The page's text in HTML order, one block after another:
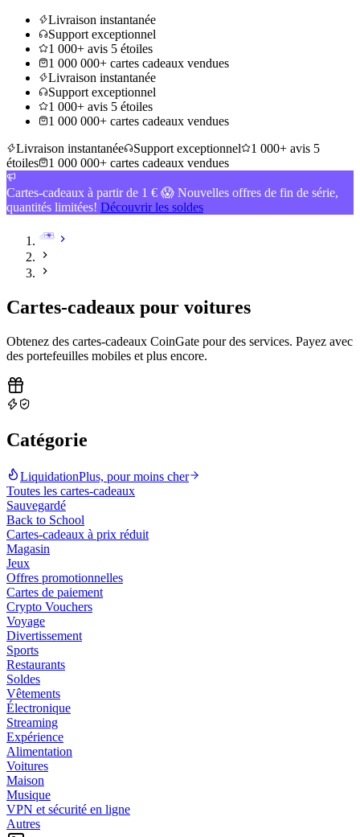
Livraison instantanée
Support exceptionnel
1 000+ avis 5 étoiles
1 000 000+ cartes cadeaux vendues
Livraison instantanée
Support exceptionnel
1 000+ avis 5 étoiles
1 000 000+ cartes cadeaux vendues
Livraison instantanée
Support exceptionnel
1 000+ avis 5
étoiles
1 000 000+ cartes cadeaux vendues
Cartes-cadeaux à partir de 1 € 😱 Nouvelles offres de fin de série,
quantités limitées! Découvrir les soldes
Cartes-cadeaux pour voitures
Obtenez des cartes-cadeaux CoinGate pour des services. Payez avec
des portefeuilles mobiles et plus encore.
Catégorie
LiquidationPlus, pour moins cher
Toutes les cartes-cadeaux
Sauvegardé
Back to School
Cartes-cadeaux à prix réduit
Magasin
Jeux
Offres promotionnelles
Cartes de paiement
Crypto Vouchers
Voyage
Divertissement
Sports
Restaurants
Soldes
Vêtements
Électronique
Streaming
Expérience
Alimentation
Voitures
Maison
Musique
VPN et sécurité en ligne
Autres